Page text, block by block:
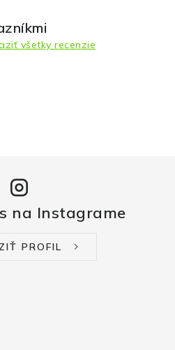
všetky recenzie
na Instagrame
PROFIL